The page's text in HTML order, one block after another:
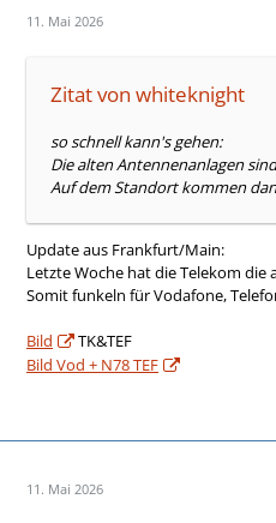
11. Mai 2026
Zitat von whiteknight
so schnell kann's gehen:
Die alten Antennenanlagen
Auf dem Standort kommen
Update aus Frankfurt/Main:
Letzte Woche hat die Telekom
Somit funkeln für Vodafone,
Bild
TK&TEF
Bild Vod + N78 TEF
11. Mai 2026